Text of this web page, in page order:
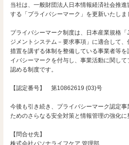
当社は、一般財団法人日本情報経済社会推
する「プライバシーマーク」を更新いたしま
プライバシーマーク制度は、日本産業規格
ジメントシステム－要求事項」に適合して
措置を講ずる体制を整備している事業者等
イバシーマークを付与し、事業活動に関し
認める制度です。
【認定番号】 第10862619 (03)号
今後も引き続き、プライバシーマーク認定
ためのさらなる安全対策と情報管理の強化に
【問合せ先】
株式会社パソナライフケア 管理部